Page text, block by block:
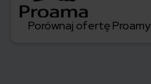
Porównaj ofertę Proamy